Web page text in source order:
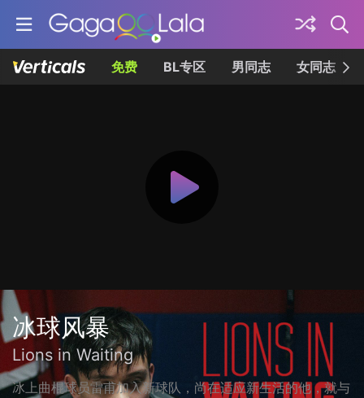
免费 BL专区 男同志 女同志
冰球风暴
Lions in Waiting
冰上曲棍球员雷甫加入新球队，尚在适应新生活的他，就与